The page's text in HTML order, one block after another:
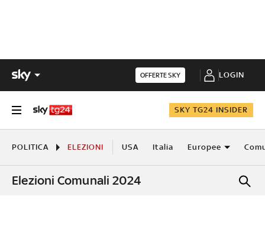
OFFERTE SKY LOGIN
SKY TG24 INSIDER
POLITICA ELEZIONI USA Italia Europee
Elezioni Comunali 2024